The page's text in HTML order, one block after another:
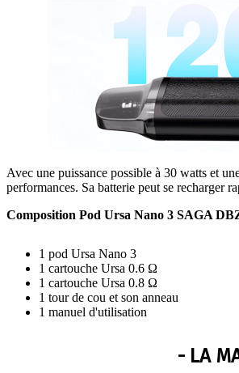
Avec une puissance possible à 30 watts et
performances. Sa batterie peut se recharger
Composition Pod Ursa Nano 3 SAGA
1 pod Ursa Nano 3
1 cartouche Ursa 0.6 Ω
1 cartouche Ursa 0.8 Ω
1 tour de cou et son anneau
1 manuel d'utilisation
- LA